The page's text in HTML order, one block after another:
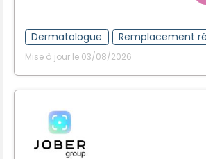
Dermatologue Remplacement
Mise à jour le 03/08/2026